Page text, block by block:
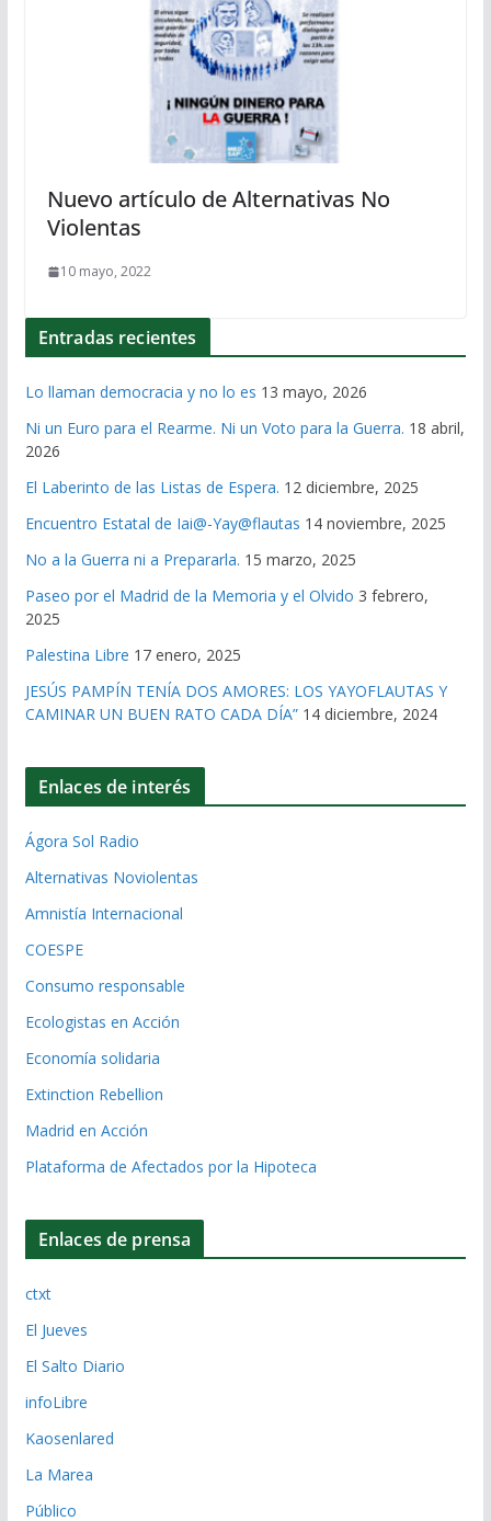
Nuevo artículo de Alternativas No
Violentas
10 mayo, 2022
Entradas recientes
Lo llaman democracia y no lo es 13 mayo, 2026
Ni un Euro para el Rearme. Ni un Voto para la Guerra. 18 abril,
2026
El Laberinto de las Listas de Espera. 12 diciembre, 2025
Encuentro Estatal de Iai@-Yay@flautas 14 noviembre, 2025
No a la Guerra ni a Prepararla. 15 marzo, 2025
Paseo por el Madrid de la Memoria y el Olvido 3 febrero,
2025
Palestina Libre 17 enero, 2025
JESÚS PAMPÍN TENÍA DOS AMORES: LOS YAYOFLAUTAS Y
CAMINAR UN BUEN RATO CADA DÍA” 14 diciembre, 2024
Enlaces de interés
Ágora Sol Radio
Alternativas Noviolentas
Amnistía Internacional
COESPE
Consumo responsable
Ecologistas en Acción
Economía solidaria
Extinction Rebellion
Madrid en Acción
Plataforma de Afectados por la Hipoteca
Enlaces de prensa
ctxt
El Jueves
El Salto Diario
infoLibre
Kaosenlared
La Marea
Público